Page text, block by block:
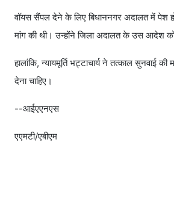
वॉयस सैंपल देने के लिए बिधाननगर अदालत में पेश
मांग की थी। उन्होंने जिला अदालत के उस आदेश को
हालांकि, न्यायमूर्ति भट्टाचार्य ने तत्काल सुनवाई
देना चाहिए।
--आईएएनएस
एएमटी/एबीएम